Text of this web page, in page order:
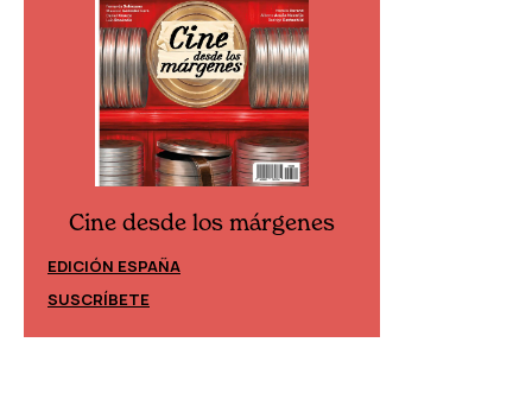
Cine desde los márgenes
EDICIÓN ESPAÑA
SUSCRÍBETE